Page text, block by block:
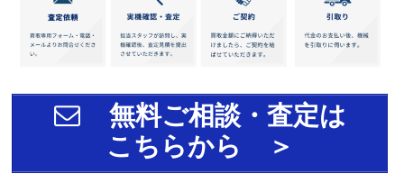
無料ご相談・査定は
こちらから ＞